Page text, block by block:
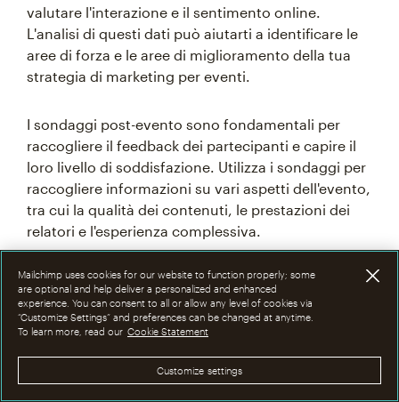
valutare l'interazione e il sentimento online.
L'analisi di questi dati può aiutarti a identificare le
aree di forza e le aree di miglioramento della tua
strategia di marketing per eventi.
I sondaggi post-evento sono fondamentali per
raccogliere il feedback dei partecipanti e capire il
loro livello di soddisfazione. Utilizza i sondaggi per
raccogliere informazioni su vari aspetti dell'evento,
tra cui la qualità dei contenuti, le prestazioni dei
relatori e l'esperienza complessiva.
Inoltre, sfrutta i dati comportamentali delle app per
eventi, come la partecipazione alle sessioni, le
interazioni con gli stand e le risposte ai sondaggi,
per ottenere dati più approfonditi sul
comportamento e sulle preferenze dei
partecipanti.
Mailchimp uses cookies for our website to function properly; some
are optional and help deliver a personalized and enhanced
experience. You can consent to all or allow any level of cookies via
“Customize Settings” and preferences can be changed at anytime.
To learn more, read our Cookie Statement
Customize settings